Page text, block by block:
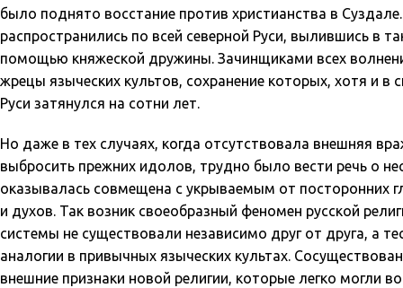
было поднято восстание против христианства в
распространились по всей северной Руси, вылившись в
помощью княжеской дружины. Зачинщиками всех
жрецы языческих культов, сохранение которых, хотя и
Руси затянулся на сотни лет.
Но даже в тех случаях, когда отсутствовала внешняя
выбросить прежних идолов, трудно было вести речь о
оказывалась совмещена с укрываемым от посторонних
и духов. Так возник своеобразный феномен русской
системы не существовали независимо друг от друга, а
аналогии в привычных языческих культах.
внешние признаки новой религии, которые легко могли